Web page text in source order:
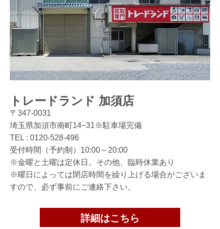
トレードランド 加須店
〒347-0031
埼玉県加須市南町14−31※駐車場完備
TEL : 0120-528-496
受付時間（予約制）10:00～20:00
※金曜と土曜は定休日。その他、臨時休業あり
※曜日によっては閉店時間を繰り上げる場合がございま
すので、必ず事前にご連絡下さい。
詳細はこちら